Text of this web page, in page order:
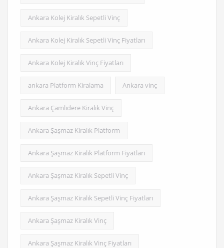
Ankara Kolej Kiralık Sepetli Vinç
Ankara Kolej Kiralık Sepetli Vinç Fiyatları
Ankara Kolej Kiralık Vinç Fiyatları
ankara Platform Kiralama Ankara vinç
Ankara Çamlıdere Kiralık Vinç
Ankara Şaşmaz Kiralık Platform
Ankara Şaşmaz Kiralık Platform Fiyatları
Ankara Şaşmaz Kiralık Sepetli Vinç
Ankara Şaşmaz Kiralık Sepetli Vinç Fiyatları
Ankara Şaşmaz Kiralık Vinç
Ankara Şaşmaz Kiralık Vinç Fiyatları